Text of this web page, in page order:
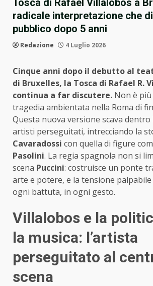
Tosca di Rafael Villalobos a
radicale interpretazione che
pubblico dopo 5 anni
Redazione 4 Luglio 2026
Cinque anni dopo il debutto al
di Bruxelles, la Tosca di Rafael R.
continua a far discutere. Non è più
tragedia ambientata nella Roma di
Questa nuova versione scava dentro
artisti perseguitati, intrecciando la
Cavaradossi con quella di figure
Pasolini. La regia spagnola non si
scena Puccini: costruisce un ponte
arte e potere, e la tensione
ogni battuta, in ogni gesto.
Villalobos e la
la musica: l’artista
perseguitato al
scena